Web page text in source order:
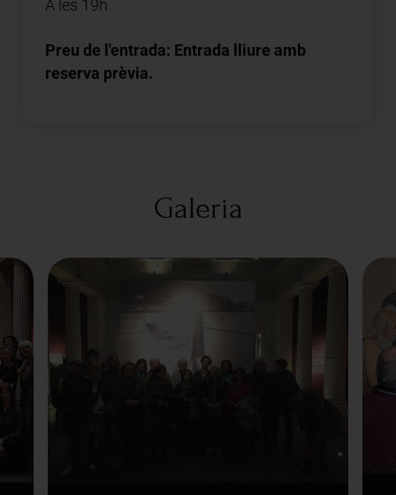
A les 19h
Preu de l'entrada: Entrada lliure amb
reserva prèvia.
Galeria